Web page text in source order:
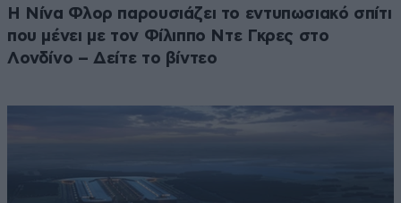
Η Νίνα Φλορ παρουσιάζει το εντυπωσιακό σπίτι
που μένει με τον Φίλιππο Ντε Γκρες στο
Λονδίνο – Δείτε το βίντεο